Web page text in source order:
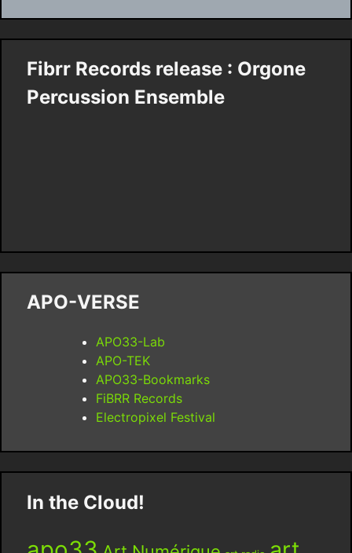
Fibrr Records release : Orgone
Percussion Ensemble
APO-VERSE
APO33-Lab
APO-TEK
APO33-Bookmarks
FiBRR Records
Electropixel Festival
In the Cloud!